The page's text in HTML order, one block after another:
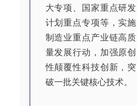
大专项、国家重点研发
计划重点专项等，实施
制造业重点产业链高质
量发展行动，加强原创
性颠覆性科技创新，突
破一批关键核心技术。